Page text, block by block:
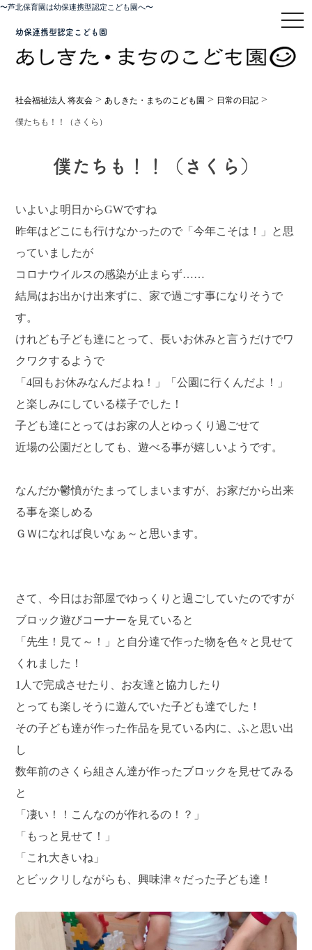
〜芦北保育園は幼保連携型認定こども園へ〜
幼保連携型認定こども園
社会福祉法人 将友会 > あしきた・まちのこども園 > 日常の日記 >
僕たちも！！（さくら）
僕たちも！！（さくら）
いよいよ明日からGWですね
昨年はどこにも行けなかったので「今年こそは！」と思
っていましたが
コロナウイルスの感染が止まらず……
結局はお出かけ出来ずに、家で過ごす事になりそうで
す。
けれども子ども達にとって、長いお休みと言うだけでワ
クワクするようで
「4回もお休みなんだよね！」「公園に行くんだよ！」
と楽しみにしている様子でした！
子ども達にとってはお家の人とゆっくり過ごせて
近場の公園だとしても、遊べる事が嬉しいようです。
なんだか鬱憤がたまってしまいますが、お家だから出来
る事を楽しめる
ＧＷになれば良いなぁ～と思います。
さて、今日はお部屋でゆっくりと過ごしていたのですが
ブロック遊びコーナーを見ていると
「先生！見て～！」と自分達で作った物を色々と見せて
くれました！
1人で完成させたり、お友達と協力したり
とっても楽しそうに遊んでいた子ども達でした！
その子ども達が作った作品を見ている内に、ふと思い出
し
数年前のさくら組さん達が作ったブロックを見せてみる
と
「凄い！！こんなのが作れるの！？」
「もっと見せて！」
「これ大きいね」
とビックリしながらも、興味津々だった子ども達！